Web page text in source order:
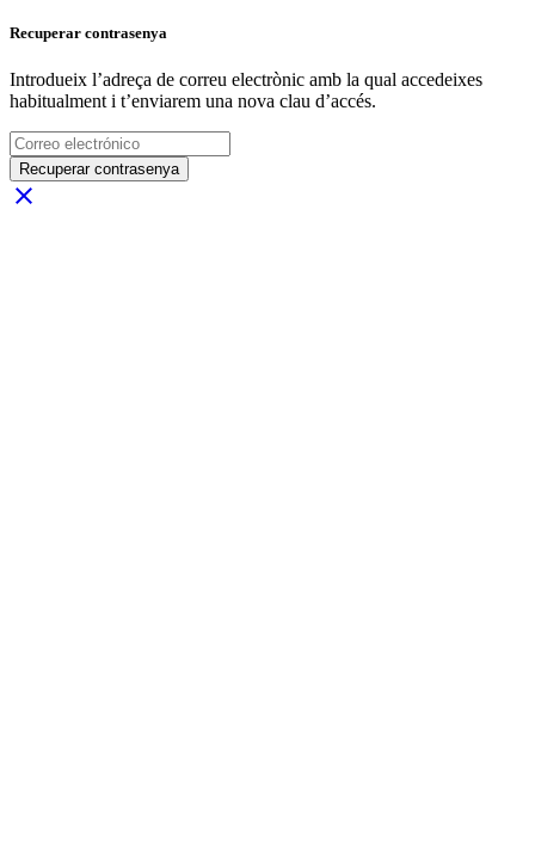
Recuperar contrasenya
Introdueix l’adreça de correu electrònic amb la qual accedeixes
habitualment i t’enviarem una nova clau d’accés.
Recuperar contrasenya
close